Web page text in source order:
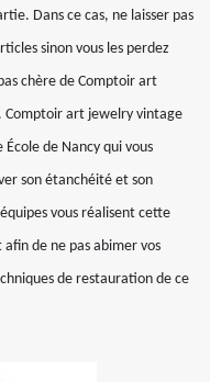
Dans ce cas, ne laisser pas
sinon vous les perdez
chère de Comptoir art
Comptoir art jewelry vintage
de Nancy qui vous
son étanchéité et son
vous réalisent cette
de ne pas abimer vos
de restauration de ce